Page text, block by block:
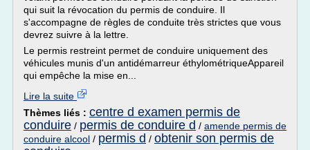
qui suit la révocation du permis de conduire. Il
s'accompagne de règles de conduite très strictes que vous
devrez suivre à la lettre.
Le permis restreint permet de conduire uniquement des
véhicules munis d'un antidémarreur éthylométriqueAppareil
qui empêche la mise en...
Lire la suite
Thèmes liés : centre d examen permis de
conduire / permis de conduire d / amende permis de
conduire alcool / permis d / obtenir son permis de